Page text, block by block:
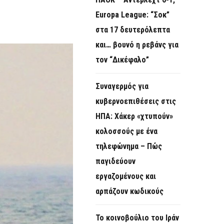
Europa League: “Σοκ”
στα 17 δευτερόλεπτα
και… βουνό η ρεβάνς για
τον “Δικέφαλο”
Συναγερμός για
κυβερνοεπιθέσεις στις
ΗΠΑ: Χάκερ «χτυπούν»
κολοσσούς με ένα
τηλεφώνημα – Πώς
παγιδεύουν
εργαζομένους και
αρπάζουν κωδικούς
Το κοινοβούλιο του Ιράν